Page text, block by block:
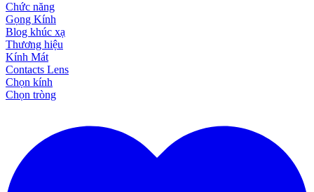
Chức năng
Gọng Kính
Blog khúc xạ
Thương hiệu
Kính Mát
Contacts Lens
Chọn kính
Chọn tròng